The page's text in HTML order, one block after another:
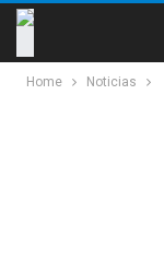
Home Noticias